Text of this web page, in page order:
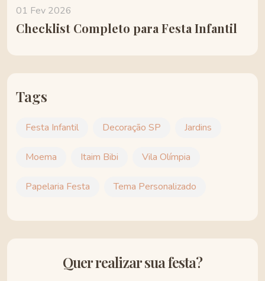
01 Fev 2026
Checklist Completo para Festa Infantil
Tags
Festa Infantil Decoração SP Jardins
Moema Itaim Bibi Vila Olímpia
Papelaria Festa Tema Personalizado
Quer realizar sua festa?